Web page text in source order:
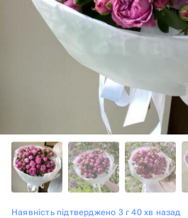
Наявність підтверджено 3 г 40 хв назад